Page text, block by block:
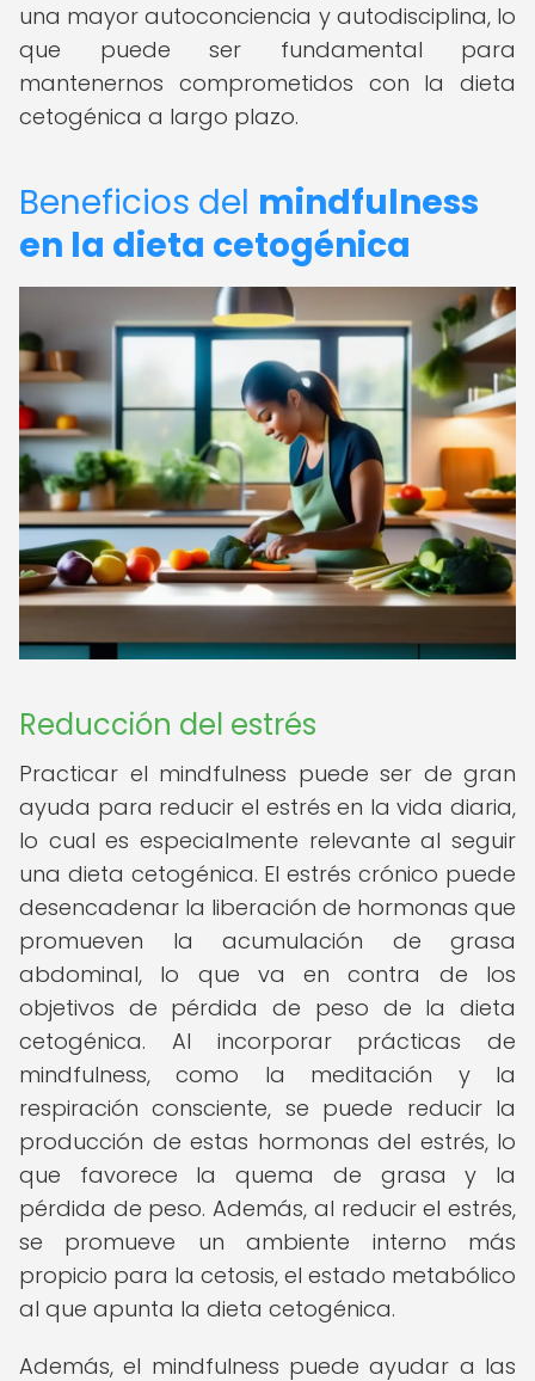
una mayor autoconciencia y autodisciplina, lo
que puede ser fundamental para
mantenernos comprometidos con la dieta
cetogénica a largo plazo.
Beneficios del mindfulness
en la dieta cetogénica
Reducción del estrés
Practicar el mindfulness puede ser de gran
ayuda para reducir el estrés en la vida diaria,
lo cual es especialmente relevante al seguir
una dieta cetogénica. El estrés crónico puede
desencadenar la liberación de hormonas que
promueven la acumulación de grasa
abdominal, lo que va en contra de los
objetivos de pérdida de peso de la dieta
cetogénica. Al incorporar prácticas de
mindfulness, como la meditación y la
respiración consciente, se puede reducir la
producción de estas hormonas del estrés, lo
que favorece la quema de grasa y la
pérdida de peso. Además, al reducir el estrés,
se promueve un ambiente interno más
propicio para la cetosis, el estado metabólico
al que apunta la dieta cetogénica.
Además, el mindfulness puede ayudar a las